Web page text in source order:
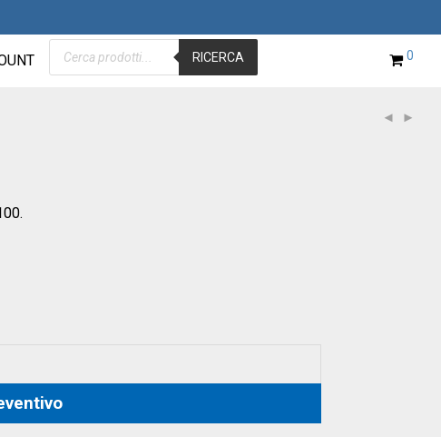
Products
search
RICERCA 0